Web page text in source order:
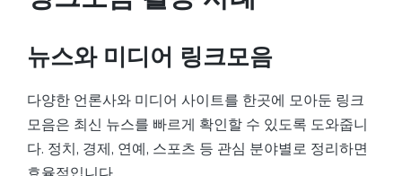
뉴스와 미디어 링크모음
다양한 언론사와 미디어 사이트를 한곳에 모아둔 링크
모음은 최신 뉴스를 빠르게 확인할 수 있도록 도와줍니
다. 정치, 경제, 연예, 스포츠 등 관심 분야별로 정리하면